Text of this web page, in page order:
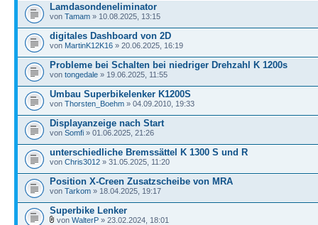
Lamdasondeneliminator
von Tamam » 10.08.2025, 13:15
digitales Dashboard von 2D
von MartinK12K16 » 20.06.2025, 16:19
Probleme bei Schalten bei niedriger Drehzahl K 1200s
von tongedale » 19.06.2025, 11:55
Umbau Superbikelenker K1200S
von Thorsten_Boehm » 04.09.2010, 19:33
Displayanzeige nach Start
von Somfi » 01.06.2025, 21:26
unterschiedliche Bremssättel K 1300 S und R
von Chris3012 » 31.05.2025, 11:20
Position X-Creen Zusatzscheibe von MRA
von Tarkom » 18.04.2025, 19:17
Superbike Lenker
von WalterP » 23.02.2024, 18:01